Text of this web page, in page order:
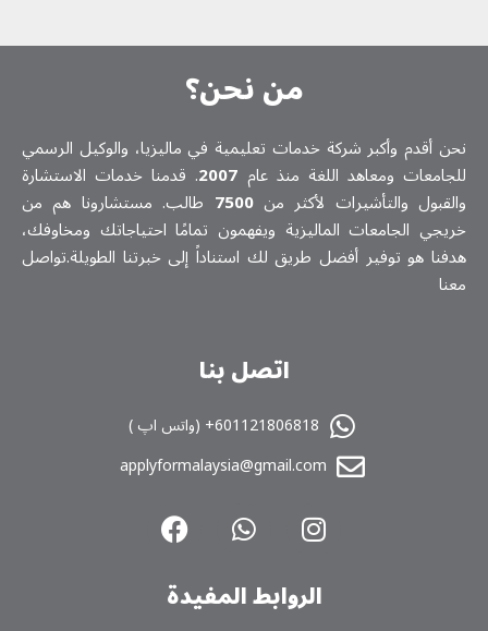
من نحن؟
نحن أقدم وأكبر شركة خدمات تعلیمیة في ماليزيا، والوكيل الرسمي
للجامعات ومعاهد اللغة منذ عام 2007. قدمنا خدمات الاستشارة
والقبول والتأشيرات لأكثر من7500 طالب. مستشارونا هم من
خريجي الجامعات الماليزية ويفهمون تمامًا احتياجاتك ومخاوفك،
هدفنا هو توفير أفضل طريق لك استناداً إلى خبرتنا الطويلة.تواصل
معنا
اتصل بنا
601121806818+ (واتس اپ )
applyformalaysia@gmail.com
الروابط المفیدة